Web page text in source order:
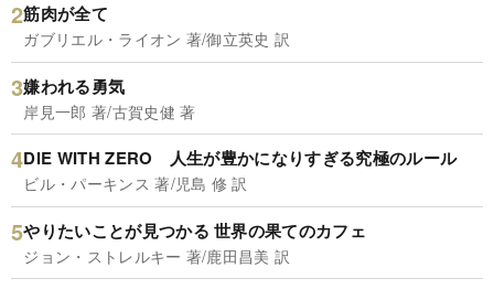
筋肉が全て
ガブリエル・ライオン 著/御立英史 訳
嫌われる勇気
岸見一郎 著/古賀史健 著
DIE WITH ZERO 人生が豊かになりすぎる究極のルール
ビル・パーキンス 著/児島 修 訳
やりたいことが見つかる 世界の果てのカフェ
ジョン・ストレルキー 著/鹿田昌美 訳